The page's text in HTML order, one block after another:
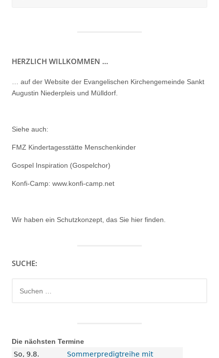
HERZLICH WILLKOMMEN …
… auf der Website der Evangelischen Kirchengemeinde Sankt
Augustin Niederpleis und Mülldorf.
Siehe auch:
FMZ Kindertagesstätte Menschenkinder
Gospel Inspiration (Gospelchor)
Konfi-Camp: www.konfi-camp.net
Wir haben ein Schutzkonzept, das Sie hier finden.
SUCHE:
nach:
Die nächsten Termine